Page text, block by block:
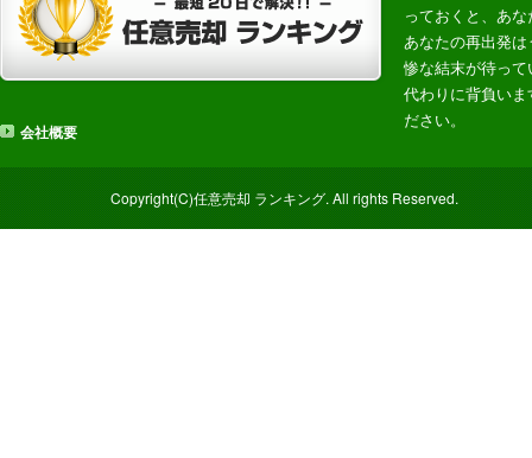
会社概要
っておくと、あ
あなたの再出発
惨な結末が待っ
代わりに背負い
ださい。
Copyright(C)任意売却 ランキング. All rights Reserved.